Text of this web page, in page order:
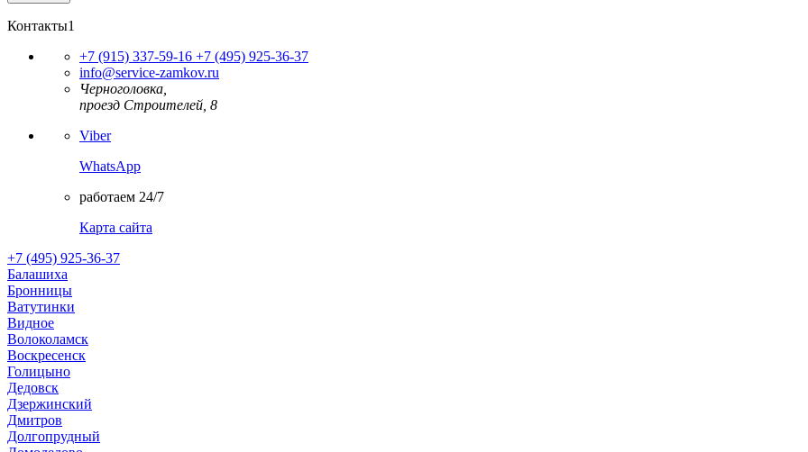
Контакты1
+7 (915) 337-59-16 +7 (495) 925-36-37
info@service-zamkov.ru
Черноголовка,
проезд Строителей, 8
Viber
WhatsApp
работаем 24/7
Карта сайта
+7 (495) 925-36-37
Балашиха
Бронницы
Ватутинки
Видное
Волоколамск
Воскресенск
Голицыно
Дедовск
Дзержинский
Дмитров
Долгопрудный